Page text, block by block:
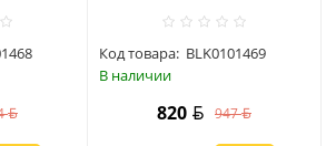
Код товара: BLK0101469
В наличии
820 947